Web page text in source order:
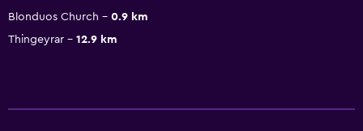
Blonduos Church
0.9 km
Thingeyrar
12.9 km